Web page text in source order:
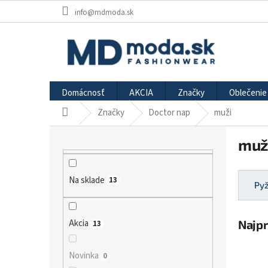
info@mdmoda.sk
Domácnosť AKCIA Značky Oblečenie
DomovZnačky Doctor nap muži
Na sklade 13
Akcia 13
Novinka 0